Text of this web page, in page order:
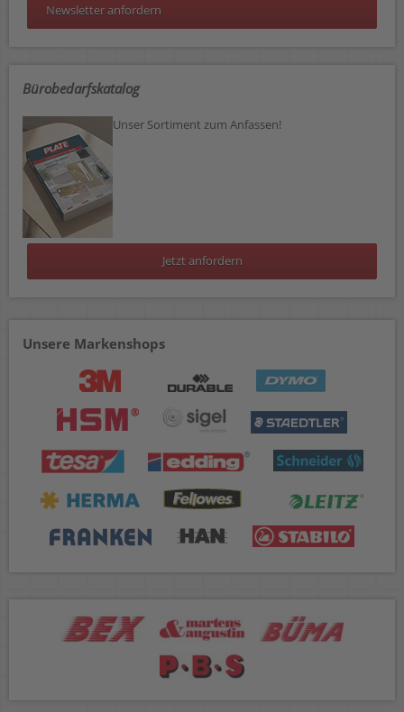
Newsletter anfordern
Bürobedarfskatalog
Unser Sortiment zum Anfassen!
Jetzt anfordern
Unsere Markenshops